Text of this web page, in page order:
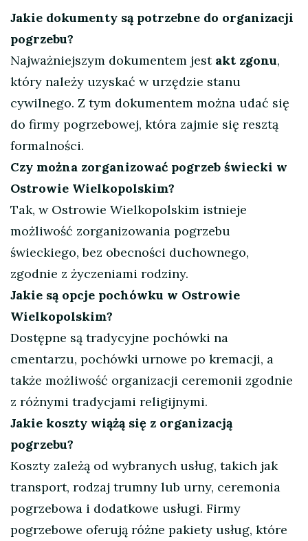
Jakie dokumenty są potrzebne do organizacji
pogrzebu?
Najważniejszym dokumentem jest akt zgonu,
który należy uzyskać w urzędzie stanu
cywilnego. Z tym dokumentem można udać się
do firmy pogrzebowej, która zajmie się resztą
formalności.
Czy można zorganizować pogrzeb świecki w
Ostrowie Wielkopolskim?
Tak, w Ostrowie Wielkopolskim istnieje
możliwość zorganizowania pogrzebu
świeckiego, bez obecności duchownego,
zgodnie z życzeniami rodziny.
Jakie są opcje pochówku w Ostrowie
Wielkopolskim?
Dostępne są tradycyjne pochówki na
cmentarzu, pochówki urnowe po kremacji, a
także możliwość organizacji ceremonii zgodnie
z różnymi tradycjami religijnymi.
Jakie koszty wiążą się z organizacją
pogrzebu?
Koszty zależą od wybranych usług, takich jak
transport, rodzaj trumny lub urny, ceremonia
pogrzebowa i dodatkowe usługi. Firmy
pogrzebowe oferują różne pakiety usług, które